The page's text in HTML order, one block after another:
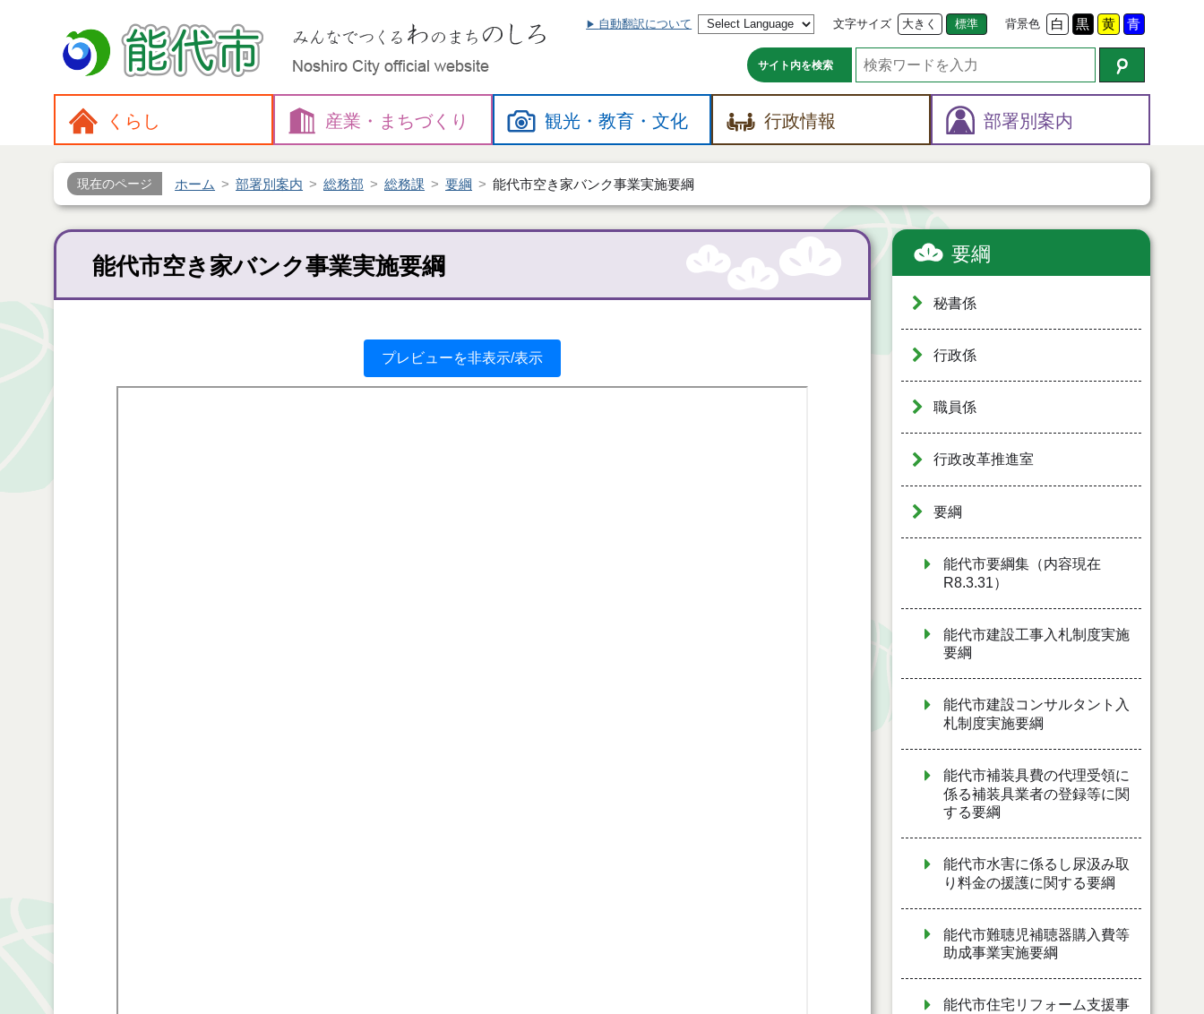
自動翻訳について 文字サイズ 大きく 標準 背景色 白 黒 黄 青
サイト内を検索
くらし 産業・ まちづくり 観光・教育・文化 行政情報 部署別案内
現在のページ ホーム 部署別案内 総務部 総務課 要綱 能代市空き家バンク事業実施要綱
能代市空き家バンク事業実施要綱
プレビューを非表示/表示
要綱
秘書係
行政係
職員係
行政改革推進室
要綱
能代市要綱集（内容現在
R8.3.31）
能代市建設工事入札制度実施
要綱
能代市建設コンサルタント入
札制度実施要綱
能代市補装具費の代理受領に
係る補装具業者の登録等に関
する要綱
能代市水害に係るし尿汲み取
り料金の援護に関する要綱
能代市難聴児補聴器購入費等
助成事業実施要綱
能代市住宅リフォーム支援事